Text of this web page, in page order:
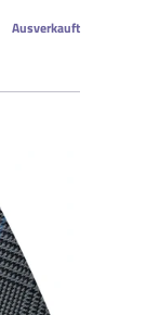
Ausverkauft